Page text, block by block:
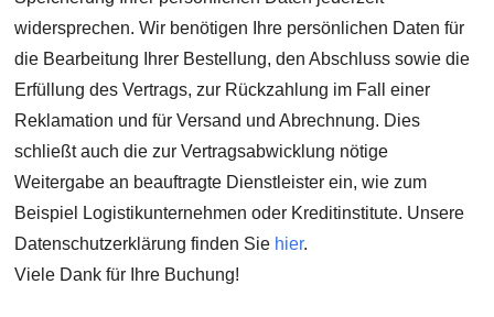
widersprechen. Wir benötigen Ihre persönlichen Daten für
die Bearbeitung Ihrer Bestellung, den Abschluss sowie die
Erfüllung des Vertrags, zur Rückzahlung im Fall einer
Reklamation und für Versand und Abrechnung. Dies
schließt auch die zur Vertragsabwicklung nötige
Weitergabe an beauftragte Dienstleister ein, wie zum
Beispiel Logistikunternehmen oder Kreditinstitute. Unsere
Datenschutzerklärung finden Sie hier.
Viele Dank für Ihre Buchung!